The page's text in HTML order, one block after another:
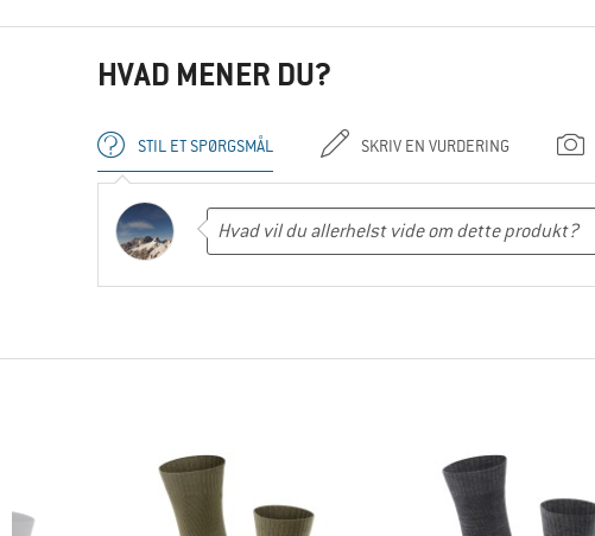
HVAD MENER DU?
STIL ET SPØRGSMÅL SKRIV EN VURDERING